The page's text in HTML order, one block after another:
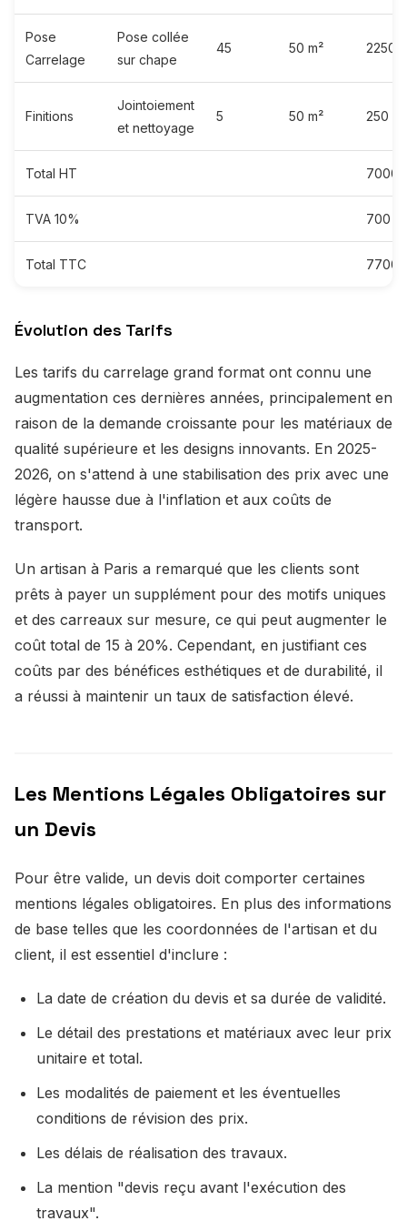
Pose
Carrelage
Pose collée
sur chape
45 50 m² 2250
Finitions
Jointoiement
et nettoyage
5 50 m² 250
Total HT 7000
TVA 10% 700
Total TTC 7700
Évolution des Tarifs
Les tarifs du carrelage grand format ont connu une
augmentation ces dernières années, principalement en
raison de la demande croissante pour les matériaux de
qualité supérieure et les designs innovants. En 2025-
2026, on s'attend à une stabilisation des prix avec une
légère hausse due à l'inflation et aux coûts de
transport.
Un artisan à Paris a remarqué que les clients sont
prêts à payer un supplément pour des motifs uniques
et des carreaux sur mesure, ce qui peut augmenter le
coût total de 15 à 20%. Cependant, en justifiant ces
coûts par des bénéfices esthétiques et de durabilité, il
a réussi à maintenir un taux de satisfaction élevé.
Les Mentions Légales Obligatoires sur
un Devis
Pour être valide, un devis doit comporter certaines
mentions légales obligatoires. En plus des informations
de base telles que les coordonnées de l'artisan et du
client, il est essentiel d'inclure :
La date de création du devis et sa durée de validité.
Le détail des prestations et matériaux avec leur prix
unitaire et total.
Les modalités de paiement et les éventuelles
conditions de révision des prix.
Les délais de réalisation des travaux.
La mention "devis reçu avant l'exécution des
travaux".